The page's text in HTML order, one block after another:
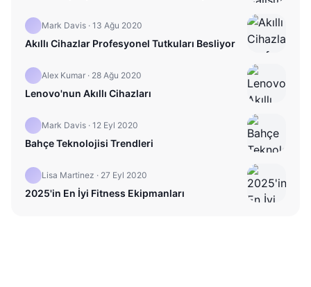
Mark Davis · 13 Ağu 2020
Akıllı Cihazlar Profesyonel Tutkuları Besliyor
Alex Kumar · 28 Ağu 2020
Lenovo'nun Akıllı Cihazları
Mark Davis · 12 Eyl 2020
Bahçe Teknolojisi Trendleri
Lisa Martinez · 27 Eyl 2020
2025'in En İyi Fitness Ekipmanları